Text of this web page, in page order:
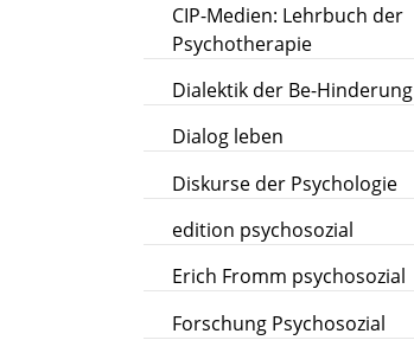
CIP-Medien: Lehrbuch der
Psychotherapie
Dialektik der Be-Hinderung
Dialog leben
Diskurse der Psychologie
edition psychosozial
Erich Fromm psychosozial
Forschung Psychosozial